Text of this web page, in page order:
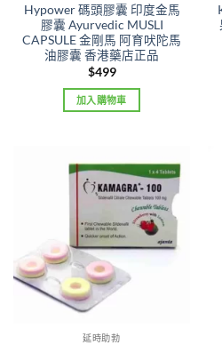
Hypower 碼頭膠囊 印度金馬
膠囊 Ayurvedic MUSLI
CAPSULE 金剛馬 阿育吠陀馬
油膠囊 香港藥店正品
$499
加入購物車
延時助勃